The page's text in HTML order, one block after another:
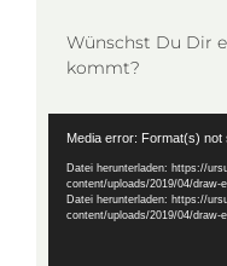
Wünschst Du Dir
kommt?
Media error: Format(s)
Datei herunterladen: https://
content/uploads/2019/04/draw-
Datei herunterladen: https://
content/uploads/2019/04/draw-